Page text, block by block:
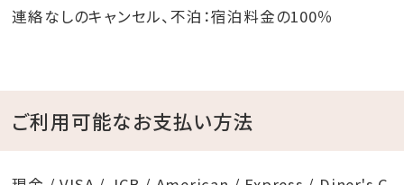
連絡なしのキャンセル、不泊：宿泊料金の100％
ご利用可能なお支払い方法